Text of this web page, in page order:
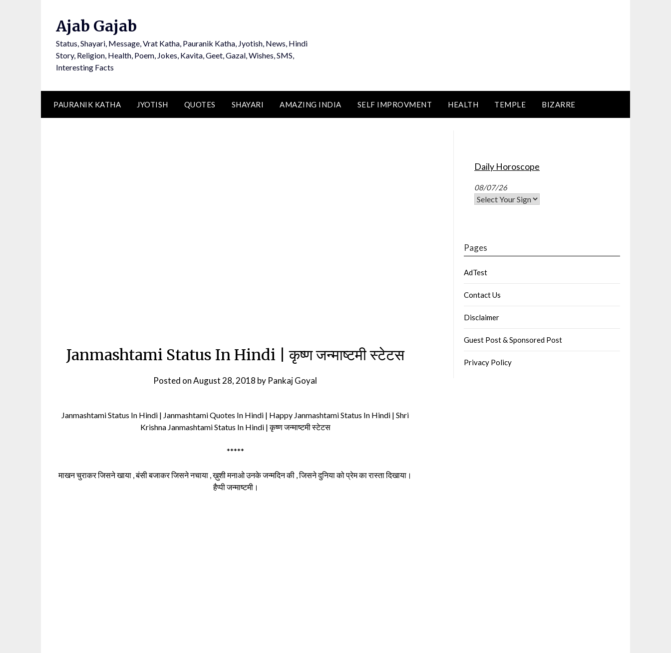
Ajab Gajab
Status, Shayari, Message, Vrat Katha, Pauranik Katha, Jyotish, News, Hindi
Story, Religion, Health, Poem, Jokes, Kavita, Geet, Gazal, Wishes, SMS,
Interesting Facts
PAURANIK KATHA JYOTISH QUOTES SHAYARI AMAZING INDIA SELF IMPROVMENT HEALTH TEMPLE BIZARRE
Janmashtami Status In Hindi | कृष्ण जन्माष्टमी स्टेटस
Posted onAugust 28, 2018 by Pankaj Goyal
Janmashtami Status In Hindi | Janmashtami Quotes In Hindi | Happy Janmashtami Status In Hindi | Shri
Krishna Janmashtami Status In Hindi | कृष्ण जन्माष्टमी स्टेटस
*****
माखन चुराकर जिसने खाया , बंसी बजाकर जिसने नचाया , ख़ुशी मनाओ उनके जन्मदिन की , जिसने दुनिया को प्रेम का रास्ता दिखाया।
हैप्पी जन्माष्टमी।
Daily Horoscope
08/07/26
Pages
AdTest
Contact Us
Disclaimer
Guest Post & Sponsored Post
Privacy Policy